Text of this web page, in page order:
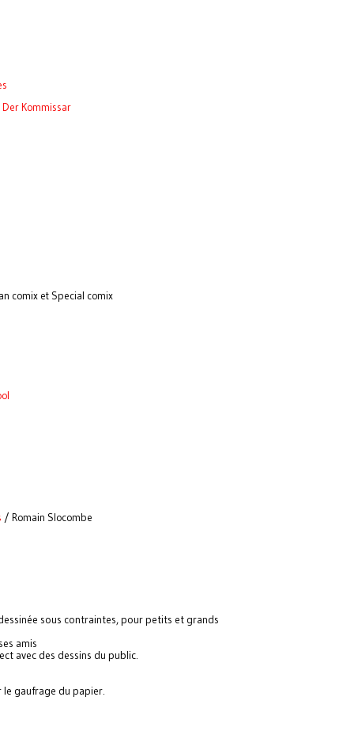
Der Kommissar
comix et Special comix
/ Romain Slocombe
sous contraintes, pour petits et grands
amis
avec des dessins du public.
gaufrage du papier.